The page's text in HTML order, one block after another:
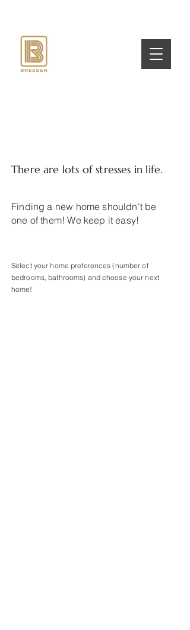
There are lots of stresses in life.
Finding a new home shouldn't be
one of them! We keep it easy!
Select your home preferences (number of
bedrooms, bathrooms) and choose your next
home!